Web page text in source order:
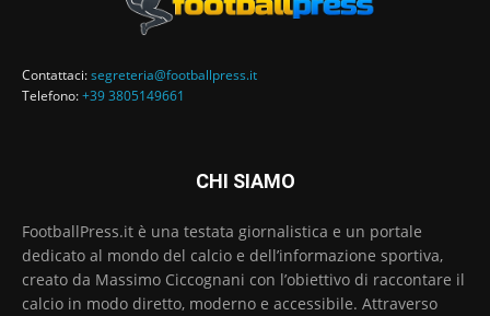
Contattaci:segreteria@footballpress.it
Telefono:+39 3805149661
CHI SIAMO
FootballPress.it è una testata giornalistica e un portale
dedicato al mondo del calcio e dell’informazione sportiva,
creato da Massimo Ciccognani con l’obiettivo di raccontare il
calcio in modo diretto, moderno e accessibile. Attraverso